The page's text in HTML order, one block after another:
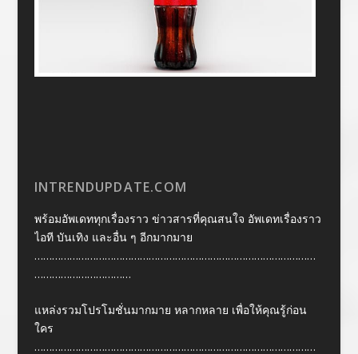
INTRENDUPDATE.COM
พร้อมอัพเดททุกเรื่องราว ข่าวสารที่คุณสนใจ อัพเดทเรื่องราว
ไอที บันเทิง และอื่น ๆ อีกมากมาย
……………………………………………………………………………………
……………………………
แหล่งรวมโปรโมชั่นมากมาย หลากหลาย เพื่อให้คุณรู้ก่อน
ใคร
……………………………………………………………………………………